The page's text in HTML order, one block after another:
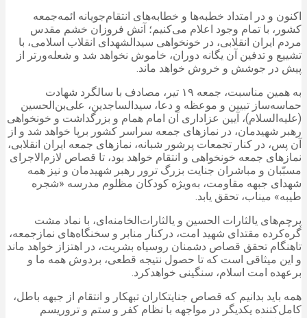
اکنون و در امتداد خطبه‌ها و خطابه‌های انتقام‌جویانه ائمه‌جمعه
کشور، با تمام وجود اعلام می‌کنیم؛ آتش فروزان خشم مقدس
مردم ایران انقلابی، در خونخواهی سیدالشهدای انقلاب اسلامی، با
تشییع و تدفین آن یگانه دوران، خاموش نخواهد شد و شعله‌ورتر از
پیش در جوشش و خروش خواهد ماند.
به همین مناسبت، جمعه ۱۹ تیر، مصادف با سالگرد شهادت
حماسه‌ساز تبیین و موعظه و دعا، سیدالساجدین، علی‌بن‌الحسین
(علیه‌السلام)، آیین عزاداری آن امام همام و بزرگداشت و خونخواهی
رهبر شهیدمان، در نمازهای جمعه سراسر کشور برپا خواهد شد و از
آن پس، در کنار تجمعات پرشور شبانه، نمازهای جمعه ایران انقلابی،
نمازهای جمعه خونخواهی و انتقام خواهد بود، تا قصاص لازم‌الاجرای
مسبّبان و مباشران جنایت بزرگ ترور رهبر شهیدمان و نیز همه
شهدای جبهه مقاومت، به‌ویژه کودکان مظلوم مدرسه «شجره
طیبه» میناب، تحقق یابد.
پرچم‌های یالثارات الحسین و یالثارات‌الخامنه‌ای، با نماد مشت
گره‌کرده مقتدای شهید امت، درکنار منابر و سخنگاه‌های نمازجمعه،
تاهنگام تحقق قصاص دشمنان روسیاه بشریت، در اهتزاز خواهد ماند
و این میثاقی است که تا حصول نتیجه قطعی، بردوش همه ما و
برعهده امت اسلام، سنگینی خواهدکرد.
همه باید بدانیم که قصاص جنایتکاران تبهکار و انتقام از جبهه باطل،
کامل‌کننده یکدیگر در مواجهه با نظام کفر و ستم و تروریسم